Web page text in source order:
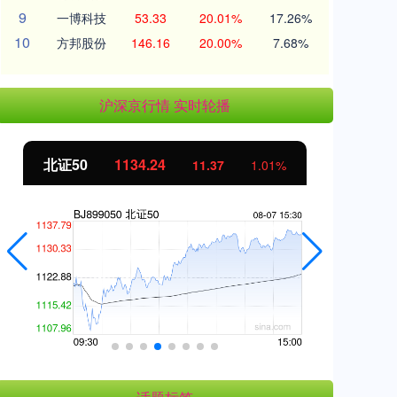
9 一博科技 53.33 20.01% 17.26%
10 方邦股份 146.16 20.00% 7.68%
沪深京行情 实时轮播
北证50 1134.24 11.37 1.01%